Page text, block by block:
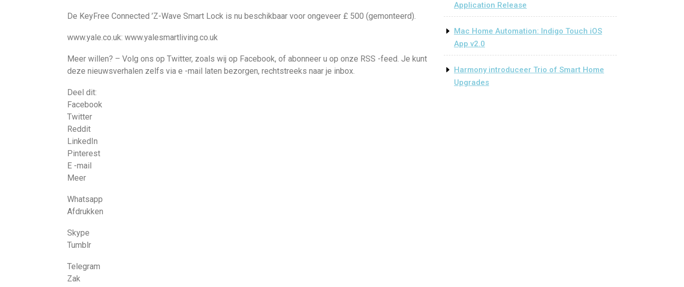
De KeyFree Connected ’Z-Wave Smart Lock is nu beschikbaar voor ongeveer £ 500 (gemonteerd).
www.yale.co.uk: www.yalesmartliving.co.uk
Meer willen? – Volg ons op Twitter, zoals wij op Facebook, of abonneer u op onze RSS -feed. Je kunt
deze nieuwsverhalen zelfs via e -mail laten bezorgen, rechtstreeks naar je inbox.
Deel dit:
Facebook
Twitter
Reddit
LinkedIn
Pinterest
E -mail
Meer
Whatsapp
Afdrukken
Skype
Tumblr
Telegram
Zak
Application Release
Mac Home Automation: Indigo Touch iOS
App v2.0
Harmony introduceer Trio of Smart Home
Upgrades